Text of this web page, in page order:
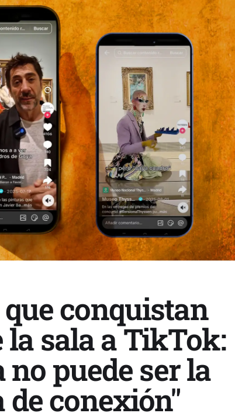
conquistan
la sala a TikTok:
puede ser la
conexión"